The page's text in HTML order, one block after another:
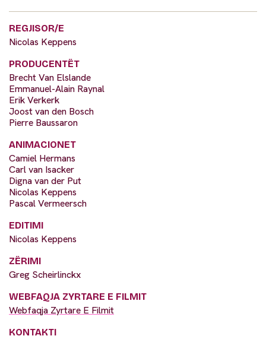
REGJISOR/E
Nicolas Keppens
PRODUCENTËT
Brecht Van Elslande
Emmanuel-Alain Raynal
Erik Verkerk
Joost van den Bosch
Pierre Baussaron
ANIMACIONET
Camiel Hermans
Carl van Isacker
Digna van der Put
Nicolas Keppens
Pascal Vermeersch
EDITIMI
Nicolas Keppens
ZËRIMI
Greg Scheirlinckx
WEBFAQJA ZYRTARE E FILMIT
Webfaqja Zyrtare E Filmit
KONTAKTI